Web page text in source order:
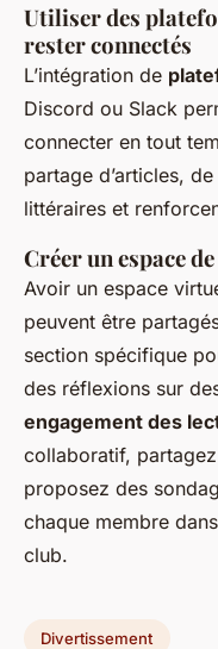
Utiliser des
rester connectés
L’intégration de
Discord ou Slack
connecter en tout
partage d’articles,
littéraires et
Créer un espace
Avoir un espace
peuvent être
section spécifique
des réflexions sur
engagement des
collaboratif,
proposez des
chaque membre
club.
Divertissement